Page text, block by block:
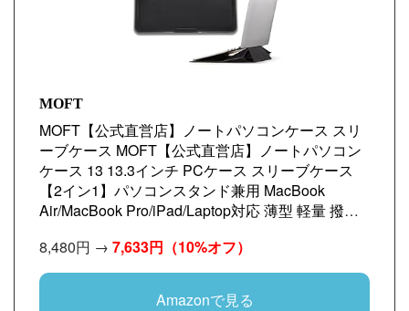
MOFT
MOFT【公式直営店】ノートパソコンケース スリ
ーブケース MOFT【公式直営店】ノートパソコン
ケース 13 13.3インチ PCケース スリーブケース
【2イン1】パソコンスタンド兼用 MacBook
Air/MacBook Pro/iPad/Laptop対応 薄型 軽量 撥水
8,480円 → 7,633円 （10%オフ）
Amazonで見る